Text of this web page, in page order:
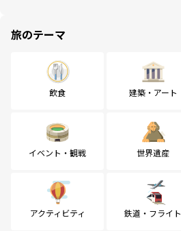
旅のテーマ
飲食 建築・アート
イベント・観戦 世界遺産
アクティビティ 鉄道・フライト